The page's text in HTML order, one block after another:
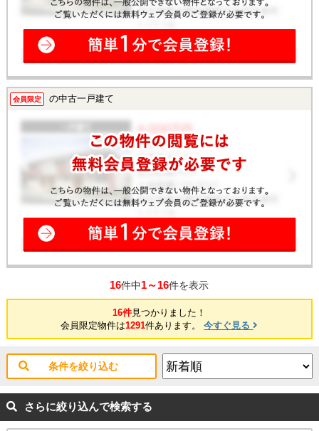
会員限定 の中古一戸建て
16件中1～16件を表示
16件見つかりました！
会員限定物件は1291件あります。今すぐ見る
条件を絞り込む
さらに絞り込んで検索する